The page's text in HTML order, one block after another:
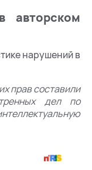
авторском
нарушений в
прав составили
дел по